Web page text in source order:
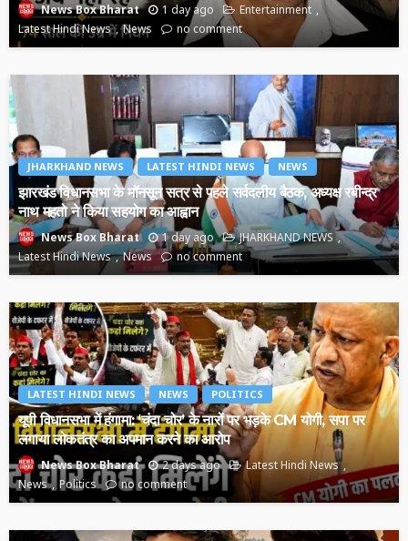
News Box Bharat 1 day ago
Entertainment
Latest Hindi News
News no comment
JHARKHAND NEWS LATEST HINDI NEWS NEWS
झारखंड विधानसभा के मॉनसून सत्र से पहले सर्वदलीय बैठक, अध्यक्ष रबीन्द्र
नाथ महतो ने किया सहयोग का आह्वान
News Box Bharat 1 day ago
JHARKHAND NEWS
Latest Hindi News
News no comment
LATEST HINDI NEWS NEWS POLITICS
यूपी विधानसभा में हंगामा: ‘चंदा चोर’ के नारों पर भड़के CM योगी, सपा पर
लगाया लोकतंत्र का अपमान करने का आरोप
News Box Bharat 2 days ago
Latest Hindi News
News
Politics no comment